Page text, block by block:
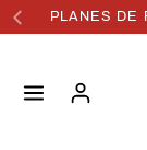
PLANES DE